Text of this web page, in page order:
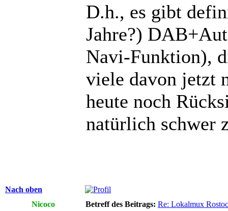
D.h., es gibt
Jahre?)
Navi-Funktion),
viele davon jetzt
heute noch
natürlich schwer
Nach oben
Nicoco
Betreff des Beitrags: Re: Lokalmux